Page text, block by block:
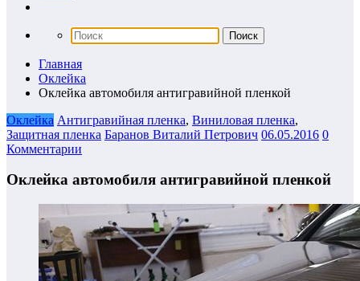
Главная
Оклейка
Оклейка автомобиля антигравийной пленкой
Оклейка Антигравийная пленка, Виниловая пленка,
Защитная пленка Баранов Виталий Петрович 06.05.2016 0
Комментарии
Оклейка автомобиля антигравийной пленкой